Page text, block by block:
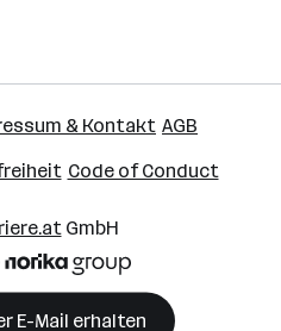
& Kontakt AGB
Code of Conduct
GmbH
E-Mail erhalten